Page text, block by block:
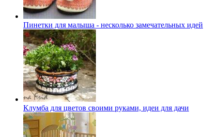
Пинетки для малыша - несколько замечательных идей
Клумба для цветов своими руками, идеи для дачи